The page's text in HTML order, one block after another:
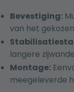
Bevestiging:
van het
langere
Montage:
meegeleverde